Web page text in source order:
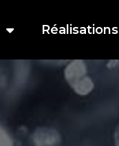
Réalisations